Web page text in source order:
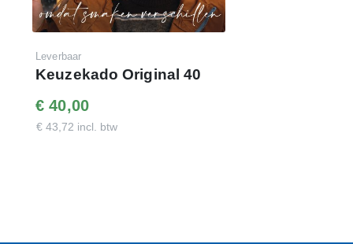
Leverbaar
Keuzekado Original 40
€ 40,00
€ 43,72 incl. btw